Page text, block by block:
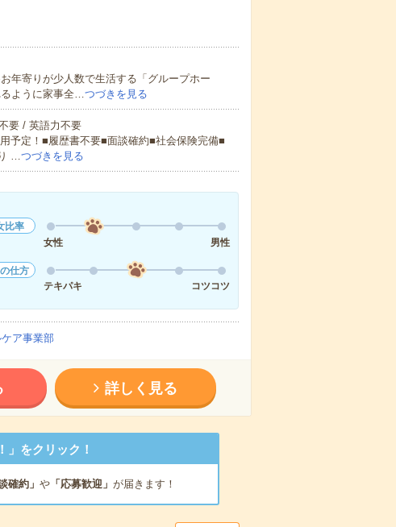
年寄りが少人数で生活する「グループホー
るように家事全…つづきを見る
要 / 英語力不要
予定！■履歴書不要■面談確約■社会保険完備■
…つづきを見る
比率
女性
男性
仕方
テキパキ
コツコツ
ア事業部
詳しく見る
をクリック！
確約」 や「応募歓迎」 が届きます！